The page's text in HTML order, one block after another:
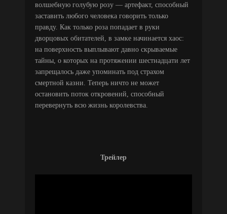
волшебную голубую розу — артефакт, способный
заставить любого человека говорить только
правду. Как только роза попадает в руки
дворцовых обитателей, в замке начинается хаос:
на поверхность выплывают давно скрываемые
тайны, о которых на протяжении шестнадцати лет
запрещалось даже упоминать под страхом
смертной казни. Теперь ничто не может
остановить поток откровений, способный
перевернуть всю жизнь королевства.
Трейлер